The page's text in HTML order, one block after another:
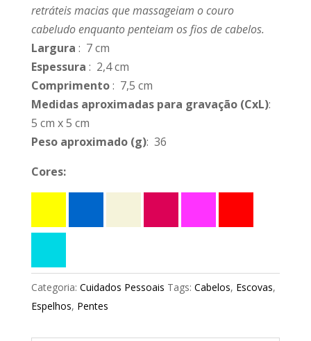
retráteis macias que massageiam o couro
cabeludo enquanto penteiam os fios de cabelos.
Largura : 7 cm
Espessura : 2,4 cm
Comprimento: 7,5 cm
Medidas aproximadas para gravação(CxL):
5 cm x 5 cm
Peso aproximado(g): 36
Cores:
Categoria: Cuidados Pessoais Tags: Cabelos, Escovas,
Espelhos, Pentes